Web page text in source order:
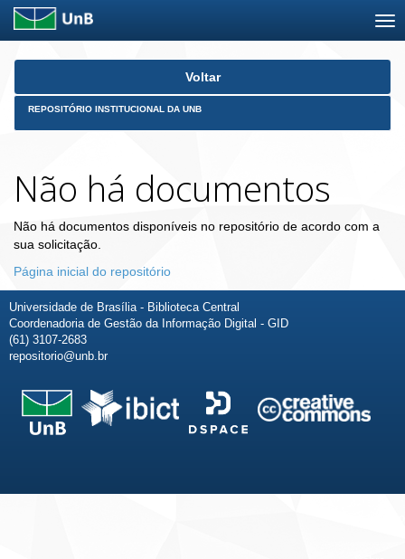
Skip
Voltar
REPOSITÓRIO INSTITUCIONAL DA UNB
Não há documentos
Não há documentos disponíveis no repositório de acordo com a
sua solicitação.
Página inicial do repositório
Universidade de Brasília - Biblioteca Central
Coordenadoria de Gestão da Informação Digital - GID
(61) 3107-2683
repositorio@unb.br